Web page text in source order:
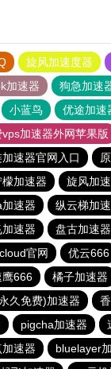
旋风加速度器
加速器
狗急加速
小蓝鸟 优途加速
加速器外网苹果版
速器官网入口
加速器 旋风加
速器 纵云梯加
加速器 盘古加速器
官网 优云666
鹰666 橘子加速器
久免费)加速器
pigcha加速器
加速器 bluelayer